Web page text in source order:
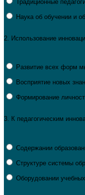
Традиционные
Наука об обучении и
2. Использование
Развитие всех форм
Восприятие новых
Формирование
3. К педагогическим
Содержании
Структуре системы
Оборудовании